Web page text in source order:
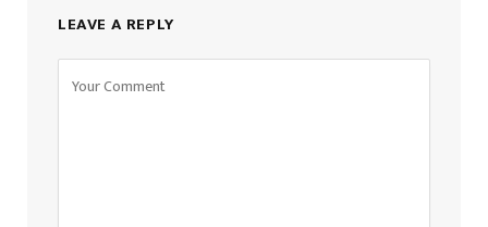
LEAVE A REPLY